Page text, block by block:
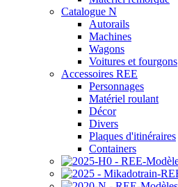
Catalogue N
Autorails
Machines
Wagons
Voitures et fourgons
Accessoires REE
Personnages
Matériel roulant
Décor
Divers
Plaques d'itinéraires
Containers